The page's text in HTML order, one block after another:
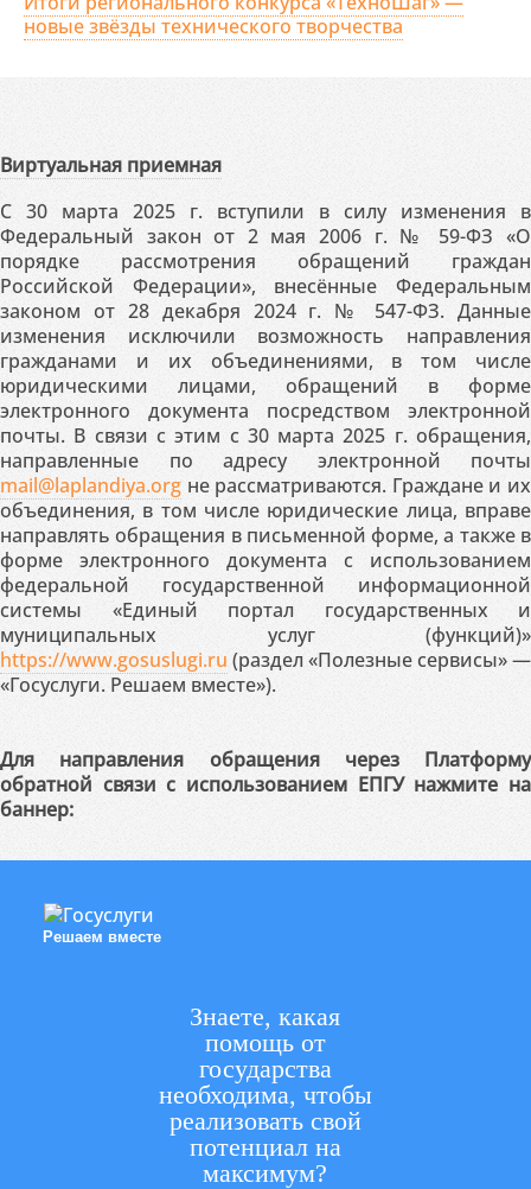
новые звёзды технического творчества
Виртуальная приемная
С 30 марта 2025 г. вступили в силу изменения в
Федеральный закон от 2 мая 2006 г. № 59-ФЗ «О
порядке рассмотрения обращений граждан
Российской Федерации», внесённые Федеральным
законом от 28 декабря 2024 г. № 547-ФЗ. Данные
изменения исключили возможность направления
гражданами и их объединениями, в том числе
юридическими лицами, обращений в форме
электронного документа посредством электронной
почты. В связи с этим с 30 марта 2025 г. обращения,
направленные по адресу электронной почты
mail@laplandiya.org не рассматриваются. Граждане и их
объединения, в том числе юридические лица, вправе
направлять обращения в письменной форме, а также в
форме электронного документа с использованием
федеральной государственной информационной
системы «Единый портал государственных и
муниципальных услуг (функций)»
https://www.gosuslugi.ru (раздел «Полезные сервисы» —
«Госуслуги. Решаем вместе»).
Для направления обращения через Платформу
обратной связи с использованием ЕПГУ нажмите на
баннер:
Решаем вместе
Знаете, какая
помощь от
государства
необходима, чтобы
реализовать свой
потенциал на
максимум?